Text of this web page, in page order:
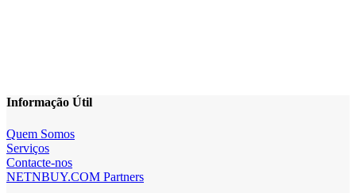
Informação Útil
Quem Somos
Serviços
Contacte-nos
NETNBUY.COM Partners